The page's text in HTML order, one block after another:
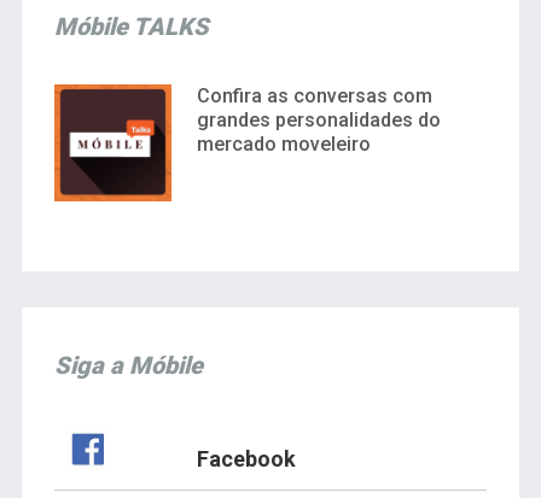
Móbile TALKS
Confira as conversas com
grandes personalidades do
mercado moveleiro
Siga a Móbile
Facebook